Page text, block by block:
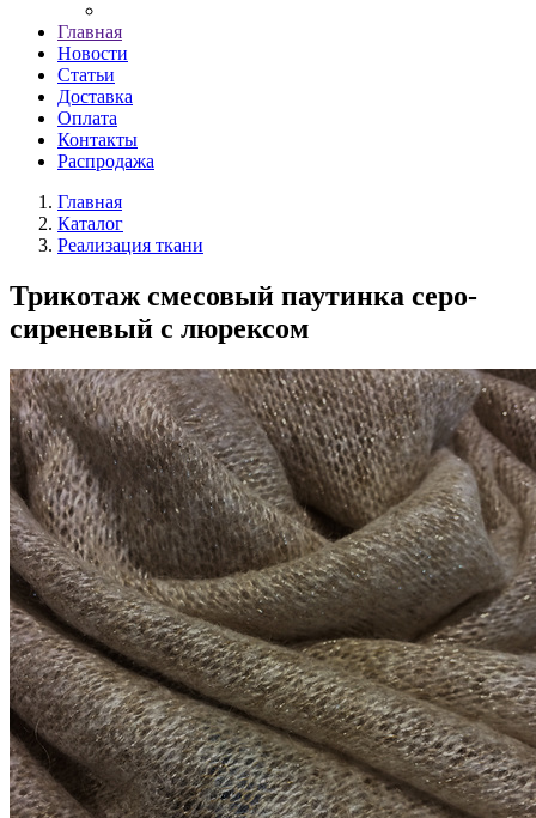
Главная
Новости
Статьи
Доставка
Оплата
Контакты
Распродажа
Главная
Каталог
Реализация ткани
Трикотаж смесовый паутинка серо-
сиреневый с люрексом